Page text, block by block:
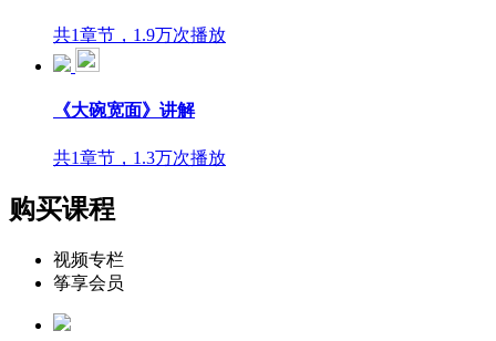
共1章节，1.9万次播放
《大碗宽面》讲解
共1章节，1.3万次播放
购买课程
视频专栏
筝享会员